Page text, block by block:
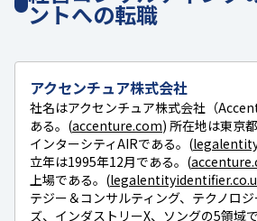
ントへの転職
アクセンチュア株式会社
社名はアクセンチュア株式会社（
ある。(accenture.com) 所在地は東京
インターシティAIRである。(
立年は1995年12月である。(
上場である。(
テジー＆コンサルティング、テクノロ
ズ、インダストリーX、ソングの5領域